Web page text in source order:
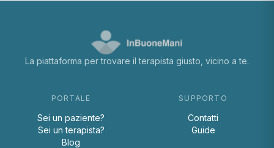
La piattaforma per trovare il terapista giusto, vicino a te.
PORTALE
Sei un paziente?
Sei un terapista?
Blog
SUPPORTO
Contatti
Guide